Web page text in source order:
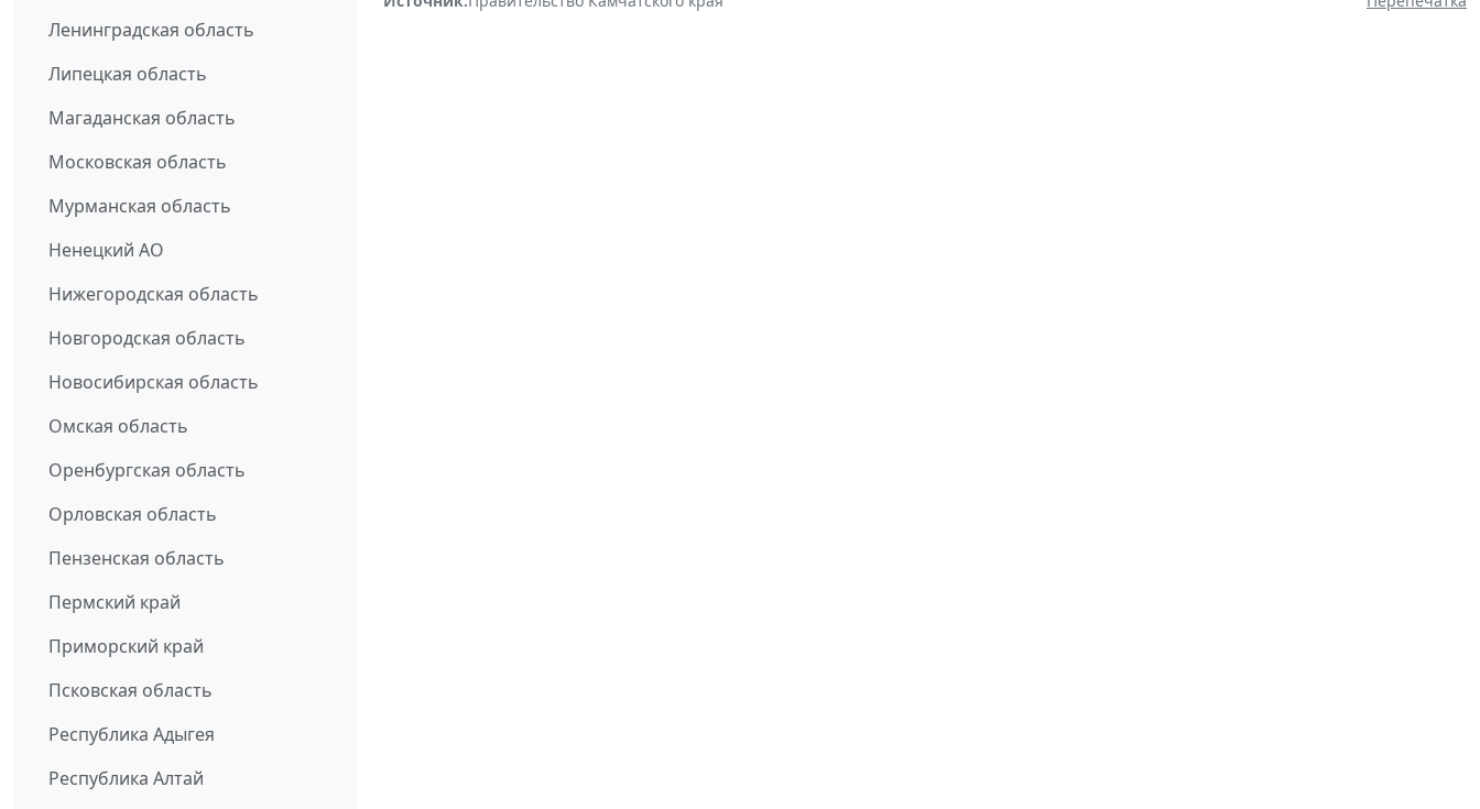
Ленинградская область
Липецкая область
Магаданская область
Московская область
Мурманская область
Ненецкий АО
Нижегородская область
Новгородская область
Новосибирская область
Омская область
Оренбургская область
Орловская область
Пензенская область
Пермский край
Приморский край
Псковская область
Республика Адыгея
Республика Алтай